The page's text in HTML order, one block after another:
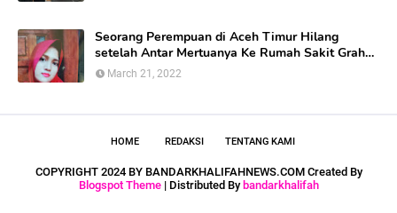
Seorang Perempuan di Aceh Timur Hilang
setelah Antar Mertuanya Ke Rumah Sakit Graha
Bunda Di kabupaten Aceh Timur.
March 21, 2022
HOME REDAKSI TENTANG KAMI
COPYRIGHT 2024 BY BANDARKHALIFAHNEWS.COM Created By
Blogspot Theme| Distributed By bandarkhalifah